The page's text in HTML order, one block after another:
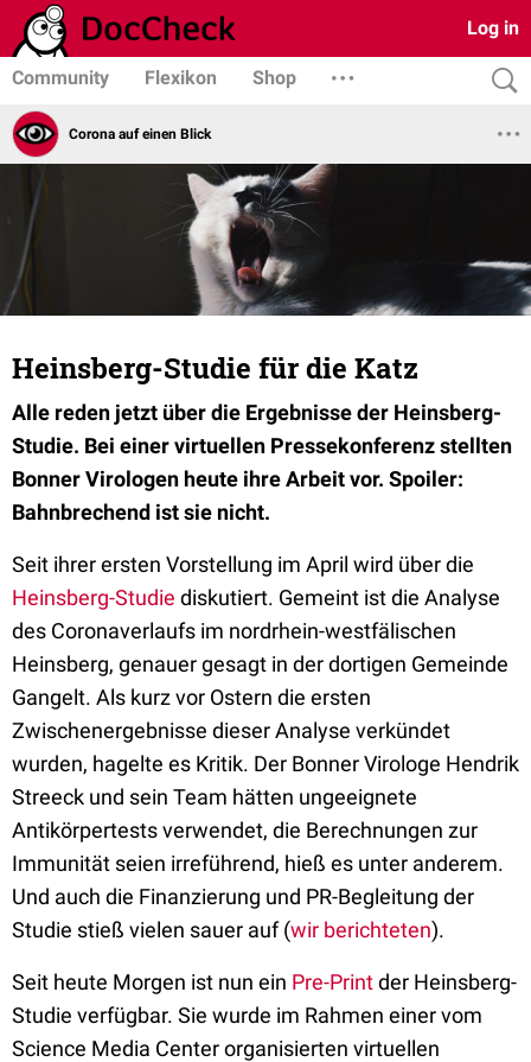
Log in
Community Flexikon Shop
Corona auf einen Blick
Heinsberg-Studie für die Katz
Alle reden jetzt über die Ergebnisse der Heinsberg-
Studie. Bei einer virtuellen Pressekonferenz stellten
Bonner Virologen heute ihre Arbeit vor. Spoiler:
Bahnbrechend ist sie nicht.
Seit ihrer ersten Vorstellung im April wird über die
Heinsberg-Studie diskutiert. Gemeint ist die Analyse
des Coronaverlaufs im nordrhein-westfälischen
Heinsberg, genauer gesagt in der dortigen Gemeinde
Gangelt. Als kurz vor Ostern die ersten
Zwischenergebnisse dieser Analyse verkündet
wurden, hagelte es Kritik. Der Bonner Virologe Hendrik
Streeck und sein Team hätten ungeeignete
Antikörpertests verwendet, die Berechnungen zur
Immunität seien irreführend, hieß es unter anderem.
Und auch die Finanzierung und PR-Begleitung der
Studie stieß vielen sauer auf (wir berichteten).
Seit heute Morgen ist nun ein Pre-Printder Heinsberg-
Studie verfügbar. Sie wurde im Rahmen einer vom
Science Media Center organisierten virtuellen